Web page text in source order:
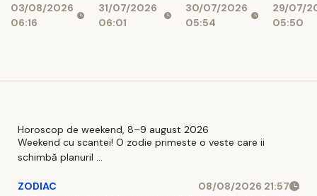
03/08/2026
06:16
31/07/2026
06:01
30/07/2026
05:54
29/07/
05:50
Horoscop de weekend, 8–9 august 2026
Weekend cu scantei! O zodie primeste o veste care ii
schimbă planuril ...
ZODIAC
08/08/2026 21:57